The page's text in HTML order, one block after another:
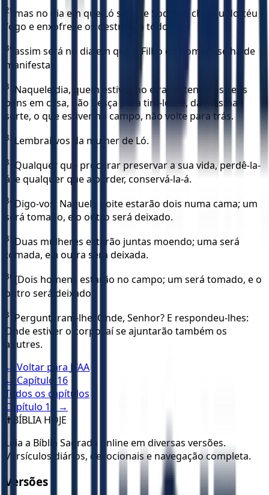
29 mas no dia em que Ló saiu de Sodoma choveu do céu
fogo e enxofre, e os destruiu a todos;
30 assim será no dia em que o Filho do homem se há de
manifestar.
31
Naquele dia, quem estiver no eirado, tendo os seus
bens em casa, não desça para tirá-los; e, da mesma
sorte, o que estiver no campo, não volte para trás.
32 Lembrai-vos da mulher de Ló.
33 Qualquer que procurar preservar a sua vida, perdê-la-
á, e qualquer que a perder, conservá-la-á.
34 Digo-vos: Naquela noite estarão dois numa cama; um
será tomado, e o outro será deixado.
35 Duas mulheres estarão juntas moendo; uma será
tomada, e a outra será deixada.
36 [Dois homens estarão no campo; um será tomado, e o
outro será deixado.]
37 Perguntaram-lhe: Onde, Senhor? E respondeu-lhes:
Onde estiver o corpo, aí se ajuntarão também os
abutres.
← Voltar para JFAA
← Capítulo 16
Todos os capítulos
Capítulo 18
→
✝️ BÍBLIA HOJE
Leia a Bíblia Sagrada online em diversas versões.
Versículos diários, devocionais e navegação completa.
Versões